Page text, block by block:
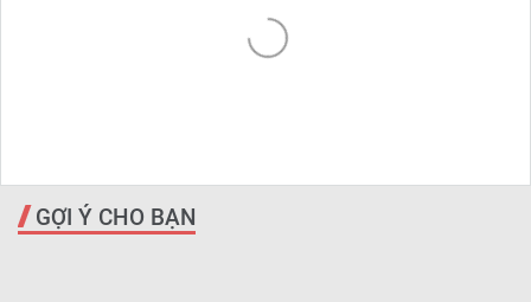
GỢI Ý CHO BẠN